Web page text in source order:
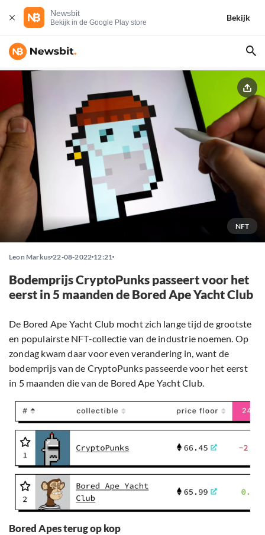
Newsbit
Bekijk in de Google Play store
Bekijk
NFT
Leon Markus 22-08-2022 12:21
Bodemprijs CryptoPunks passeert voor het
eerst in 5 maanden de Bored Ape Yacht Club
De Bored Ape Yacht Club mocht zich lange tijd de grootste
en populairste NFT-collectie van de industrie noemen. Op
zondag kwam daar voor even verandering in, want de
bodemprijs van de CryptoPunks passeerde voor het eerst
in 5 maanden die van de Bored Ape Yacht Club.
Bored Apes terug op kop